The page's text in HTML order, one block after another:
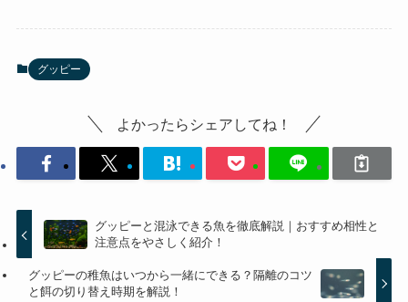
グッピー
よかったらシェアしてね！
グッピーと混泳できる魚を徹底解説｜おすすめ相性と
注意点をやさしく紹介！
グッピーの稚魚はいつから一緒にできる？隔離のコツ
と餌の切り替え時期を解説！